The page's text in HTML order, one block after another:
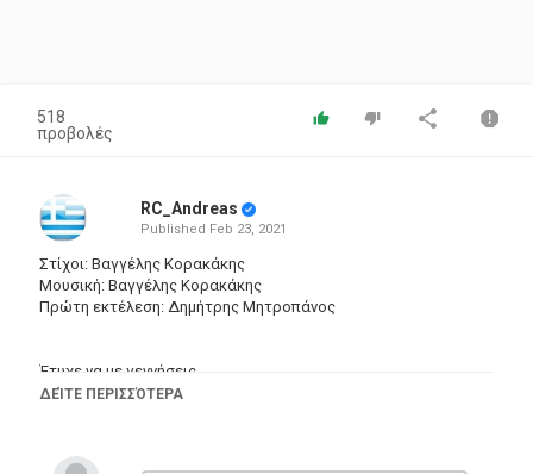
518
προβολές
RC_Andreas
Published Feb 23, 2021
Στίχοι: Βαγγέλης Κορακάκης
Μουσική: Βαγγέλης Κορακάκης
Πρώτη εκτέλεση: Δημήτρης Μητροπάνος
Έτυχε να με γεννήσεις
και ζωή να μου χαρίσεις
ΔΕΊΤΕ ΠΕΡΙΣΣΌΤΕΡΑ